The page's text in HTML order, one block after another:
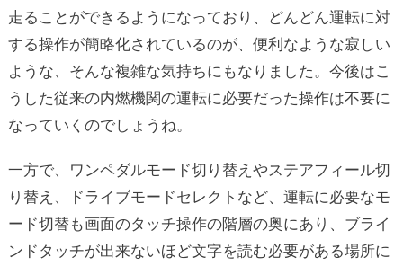
走ることができるようになっており、どんどん運転に対
する操作が簡略化されているのが、便利なような寂しい
ような、そんな複雑な気持ちにもなりました。今後はこ
うした従来の内燃機関の運転に必要だった操作は不要に
なっていくのでしょうね。
一方で、ワンペダルモード切り替えやステアフィール切
り替え、ドライブモードセレクトなど、運転に必要なモ
ード切替も画面のタッチ操作の階層の奥にあり、ブライ
ンドタッチが出来ないほど文字を読む必要がある場所に